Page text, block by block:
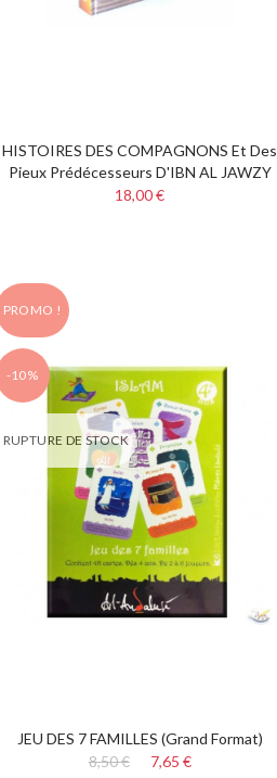
HISTOIRES DES COMPAGNONS Et Des
Pieux Prédécesseurs D'IBN AL JAWZY
18,00 €
PROMO !
-10%
RUPTURE DE STOCK
JEU DES 7 FAMILLES (Grand Format)
8,50 €
7,65 €